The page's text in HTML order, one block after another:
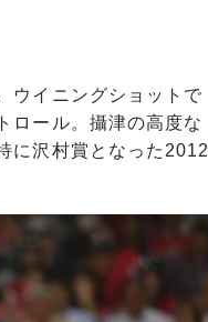
ウイニングショットで
ロール。攝津の高度な
に沢村賞となった2012